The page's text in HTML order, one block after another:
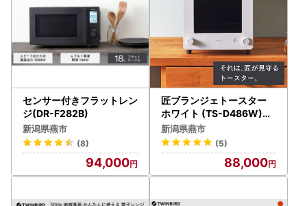
センサー付きフラットレン
ジ(DR-F282B)
新潟県燕市
(8)
94,000
匠ブランジェトースター
ホワイト (TS-D486W)【
2枚焼き ツインバード TW
INBIRD オーブントースタ
ー 】
新潟県燕市
(5)
88,000